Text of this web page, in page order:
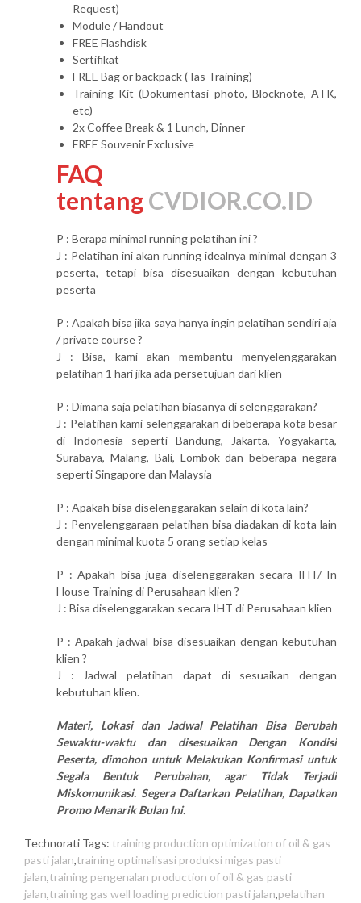
Request)
Module / Handout
FREE Flashdisk
Sertifikat
FREE Bag or backpack (Tas Training)
Training Kit (Dokumentasi photo, Blocknote, ATK,
etc)
2x Coffee Break & 1 Lunch, Dinner
FREE Souvenir Exclusive
FAQ
tentangCVDIOR.CO.ID
P : Berapa minimal running pelatihan ini ?
J : Pelatihan ini akan running idealnya minimal dengan 3
peserta, tetapi bisa disesuaikan dengan kebutuhan
peserta
P : Apakah bisa jika saya hanya ingin pelatihan sendiri aja
/ private course ?
J : Bisa, kami akan membantu menyelenggarakan
pelatihan 1 hari jika ada persetujuan dari klien
P : Dimana saja pelatihan biasanya di selenggarakan?
J : Pelatihan kami selenggarakan di beberapa kota besar
di Indonesia seperti Bandung, Jakarta, Yogyakarta,
Surabaya, Malang, Bali, Lombok dan beberapa negara
seperti Singapore dan Malaysia
P : Apakah bisa diselenggarakan selain di kota lain?
J : Penyelenggaraan pelatihan bisa diadakan di kota lain
dengan minimal kuota 5 orang setiap kelas
P : Apakah bisa juga diselenggarakan secara IHT/ In
House Training di Perusahaan klien ?
J : Bisa diselenggarakan secara IHT di Perusahaan klien
P : Apakah jadwal bisa disesuaikan dengan kebutuhan
klien ?
J : Jadwal pelatihan dapat di sesuaikan dengan
kebutuhan klien.
Materi, Lokasi dan Jadwal Pelatihan Bisa Berubah
Sewaktu-waktu dan disesuaikan Dengan Kondisi
Peserta, dimohon untuk Melakukan Konfirmasi untuk
Segala Bentuk Perubahan, agar Tidak Terjadi
Miskomunikasi. Segera Daftarkan Pelatihan, Dapatkan
Promo Menarik Bulan Ini.
Technorati Tags: training production optimization of oil & gas
pasti jalan,training optimalisasi produksi migas pasti
jalan,training pengenalan production of oil & gas pasti
jalan,training gas well loading prediction pasti jalan,pelatihan